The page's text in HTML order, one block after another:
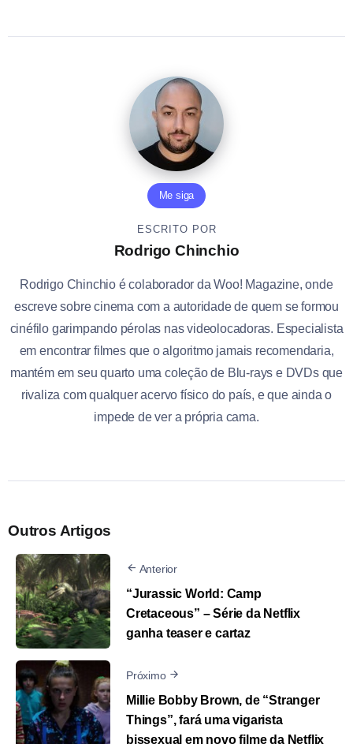
Me siga
ESCRITO POR
Rodrigo Chinchio
Rodrigo Chinchio é colaborador da Woo! Magazine, onde
escreve sobre cinema com a autoridade de quem se formou
cinéfilo garimpando pérolas nas videolocadoras. Especialista
em encontrar filmes que o algoritmo jamais recomendaria,
mantém em seu quarto uma coleção de Blu-rays e DVDs que
rivaliza com qualquer acervo físico do país, e que ainda o
impede de ver a própria cama.
Outros Artigos
Anterior
“Jurassic World: Camp
Cretaceous” – Série da Netflix
ganha teaser e cartaz
Próximo
Millie Bobby Brown, de “Stranger
Things”, fará uma vigarista
bissexual em novo filme da Netflix